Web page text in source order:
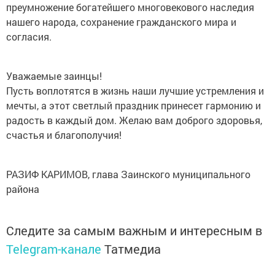
преумножение богатейшего многовекового наследия
нашего народа, сохранение гражданского мира и
согласия.
Уважаемые заинцы!
Пусть воплотятся в жизнь наши лучшие устремления и
мечты, а этот светлый праздник принесет гармонию и
радость в каждый дом. Желаю вам доброго здоровья,
счастья и благополучия!
РАЗИФ КАРИМОВ, глава Заинского муниципального
района
Следите за самым важным и интересным в
Telegram-канале Татмедиа